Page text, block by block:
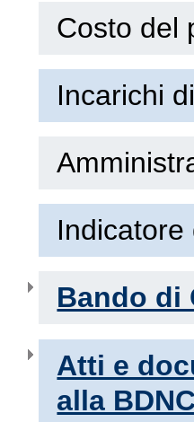
Costo del
Incarichi
Bando di
Atti e
alla